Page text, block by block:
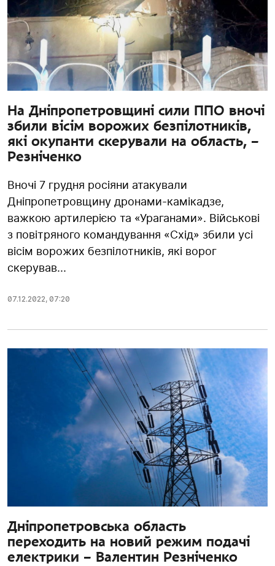
На Дніпропетровщині сили ППО вночі
збили вісім ворожих безпілотників,
які окупанти скерували на область, –
Резніченко
Вночі 7 грудня росіяни атакували
Дніпропетровщину дронами-камікадзе,
важкою артилерією та «Ураганами». Військові
з повітряного командування «Схід» збили усі
вісім ворожих безпілотників, які ворог
скерував...
07.12.2022, 07:20
Дніпропетровська область
переходить на новий режим подачі
електрики – Валентин Резніченко